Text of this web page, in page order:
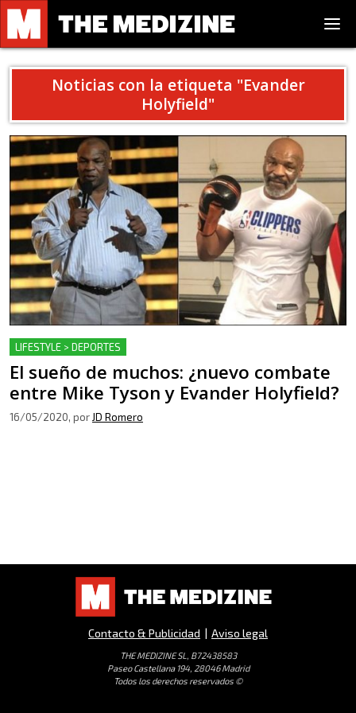
Noticias con la etiqueta "Evander
Holyfield"
LIFESTYLE > DEPORTES
El sueño de muchos: ¿nuevo combate
entre Mike Tyson y Evander Holyfield?
16/05/2020, por JD Romero
Contacto & Publicidad | Aviso legal
THE MEDIZINE SL, B72438583
Paseo Castellana 194, 28046 Madrid
Todos los derechos reservados ©